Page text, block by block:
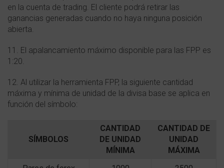
en la cuenta de trading. El cliente podrá retirar las
ganancias generadas cuando no haya ninguna posición
abierta.
11. El apalancamiento máximo disponible para las FPP es
1:20.
12. Al utilizar la herramienta FPP, la siguiente cantidad
máxima y mínima de unidad de la divisa base se aplica en
función del símbolo:
SÍMBOLOS
CANTIDAD
DE UNIDAD
MÍNIMA
CANTIDAD DE
UNIDAD
MÁXIMA